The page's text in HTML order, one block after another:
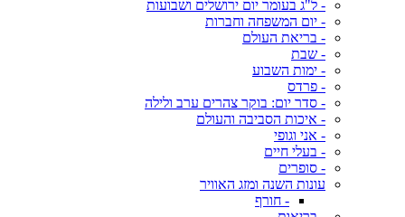
- ל"ג בעומר יום ירושלים ושבועות
- יום המשפחה וחברות
- בריאת העולם
- שבת
- ימות השבוע
- פרדס
- סדר יום: בוקר צהרים ערב ולילה
- איכות הסביבה והעולם
- אני וגופי
- בעלי חיים
- סופרים
עונות השנה ומזג האוויר
- חורף